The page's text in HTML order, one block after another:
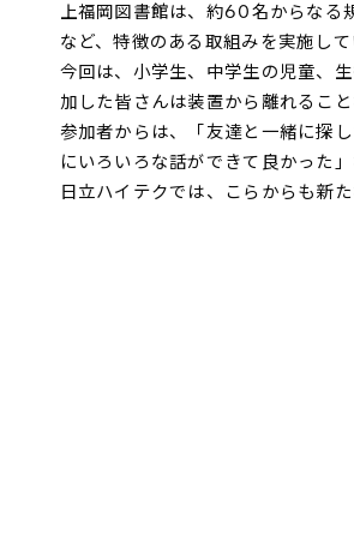
上福岡図書館は、約60名からなる
など、特徴のある取組みを実施して
今回は、小学生、中学生の児童、
加した皆さんは装置から離れるこ
参加者からは、「友達と一緒に探
にいろいろな話ができて良かった
日立ハイテクでは、こらからも新